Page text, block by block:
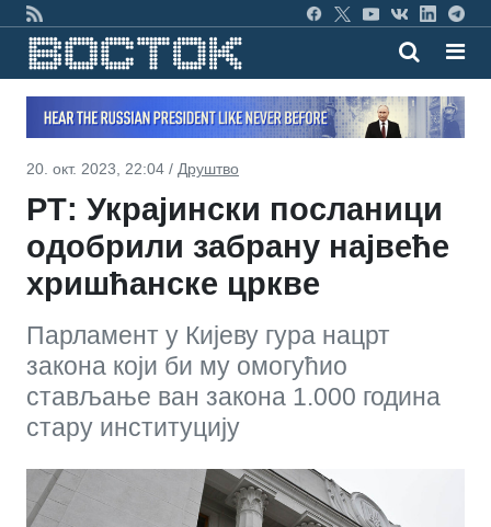
20. окт. 2023, 22:04 / Друштво
РТ: Украјински посланици
одобрили забрану највеће
хришћанске цркве
Парламент у Кијеву гура нацрт
закона који би му омогућио
стављање ван закона 1.000 година
стару институцију